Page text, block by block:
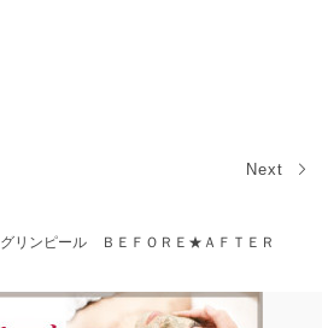
Next
グリンピール ＢＥＦＯＲＥ★ＡＦＴＥＲ